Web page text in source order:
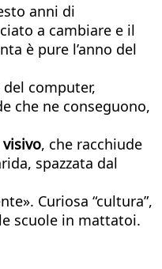
anni di
a cambiare e il
è pure l’anno del
del computer,
che ne conseguono,
, che racchiude
spazzata dal
Curiosa “cultura”,
scuole in mattatoi.